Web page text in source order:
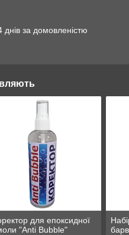
за домовленістю
для епоксидної
"Anti Bubble"